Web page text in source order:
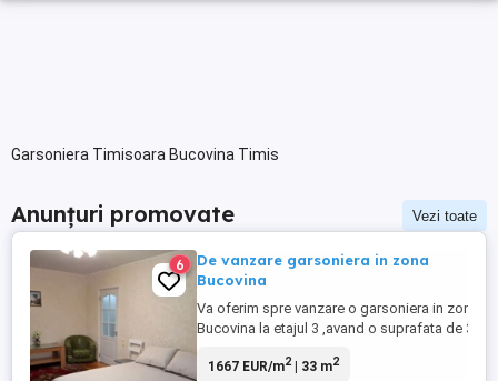
Garsoniera Timisoara Bucovina Timis
Anunțuri promovate Vezi toate
6
De vanzare garsoniera in zona
Bucovina
Va oferim spre vanzare o garsoniera in zona
Bucovina la etajul 3 ,avand o suprafata de 33
apropiere se afla parcul Bucovina,la o distanta
1667 EUR/m2| 33 m2